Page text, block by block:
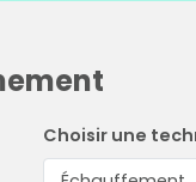
Choisir une